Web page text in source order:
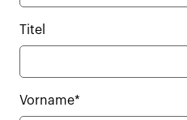
Titel
Vorname*